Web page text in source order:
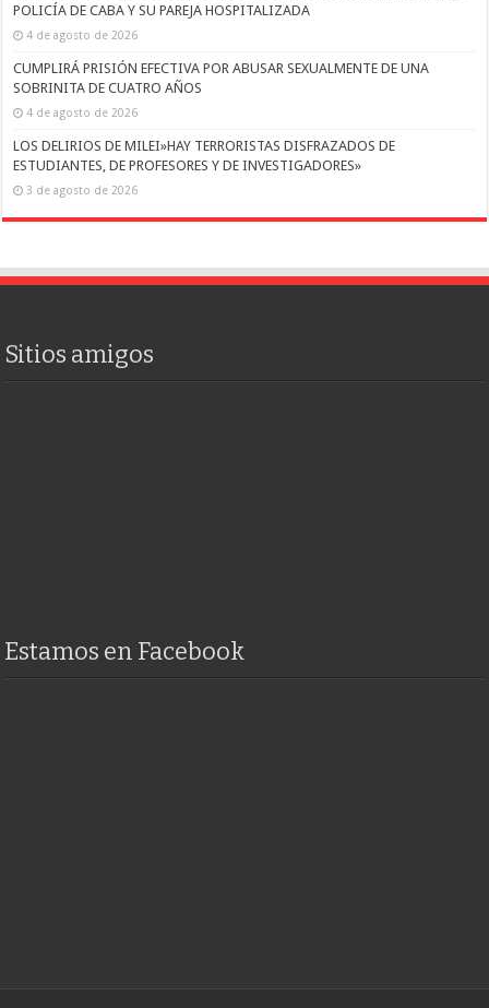
POLICÍA DE CABA Y SU PAREJA HOSPITALIZADA
4 de agosto de 2026
CUMPLIRÁ PRISIÓN EFECTIVA POR ABUSAR SEXUALMENTE DE UNA
SOBRINITA DE CUATRO AÑOS
4 de agosto de 2026
LOS DELIRIOS DE MILEI»HAY TERRORISTAS DISFRAZADOS DE
ESTUDIANTES, DE PROFESORES Y DE INVESTIGADORES»
3 de agosto de 2026
Sitios amigos
Estamos en Facebook